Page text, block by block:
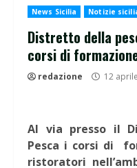
News Sicilia Notizie
Distretto della
corsi di
redazione 12
Al via presso il
Pesca i corsi di
ristoratori